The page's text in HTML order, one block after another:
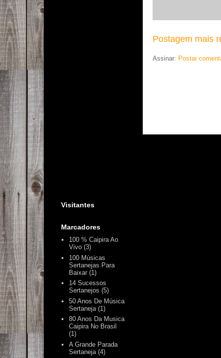
Postagem mais
Assinar: Postar
Visitantes
Marcadores
100 % Caipira Ao
Vivo (3)
100 Músicas
Sertanejas Para
Baixar (1)
14 Sucessos
Sertanejos (5)
50 Anos De Música
Sertaneja (1)
80 Anos Da Musica
Caipira No Brasil
(1)
A Grande Parada
Sertaneja (4)